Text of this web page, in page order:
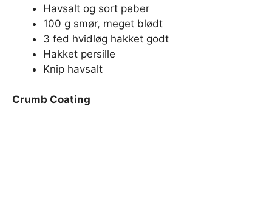
Havsalt og sort peber
100 g smør, meget blødt
3 fed hvidløg hakket godt
Hakket persille
Knip havsalt
Crumb Coating